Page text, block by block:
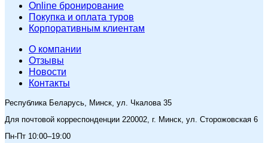
Online бронирование
Покупка и оплата туров
Корпоративным клиентам
O компании
Отзывы
Новости
Контакты
Республика Беларусь, Минск, ул. Чкалова 35
Для почтовой корреспонденции 220002, г. Минск, ул. Сторожовская 6
Пн-Пт 10:00–19:00